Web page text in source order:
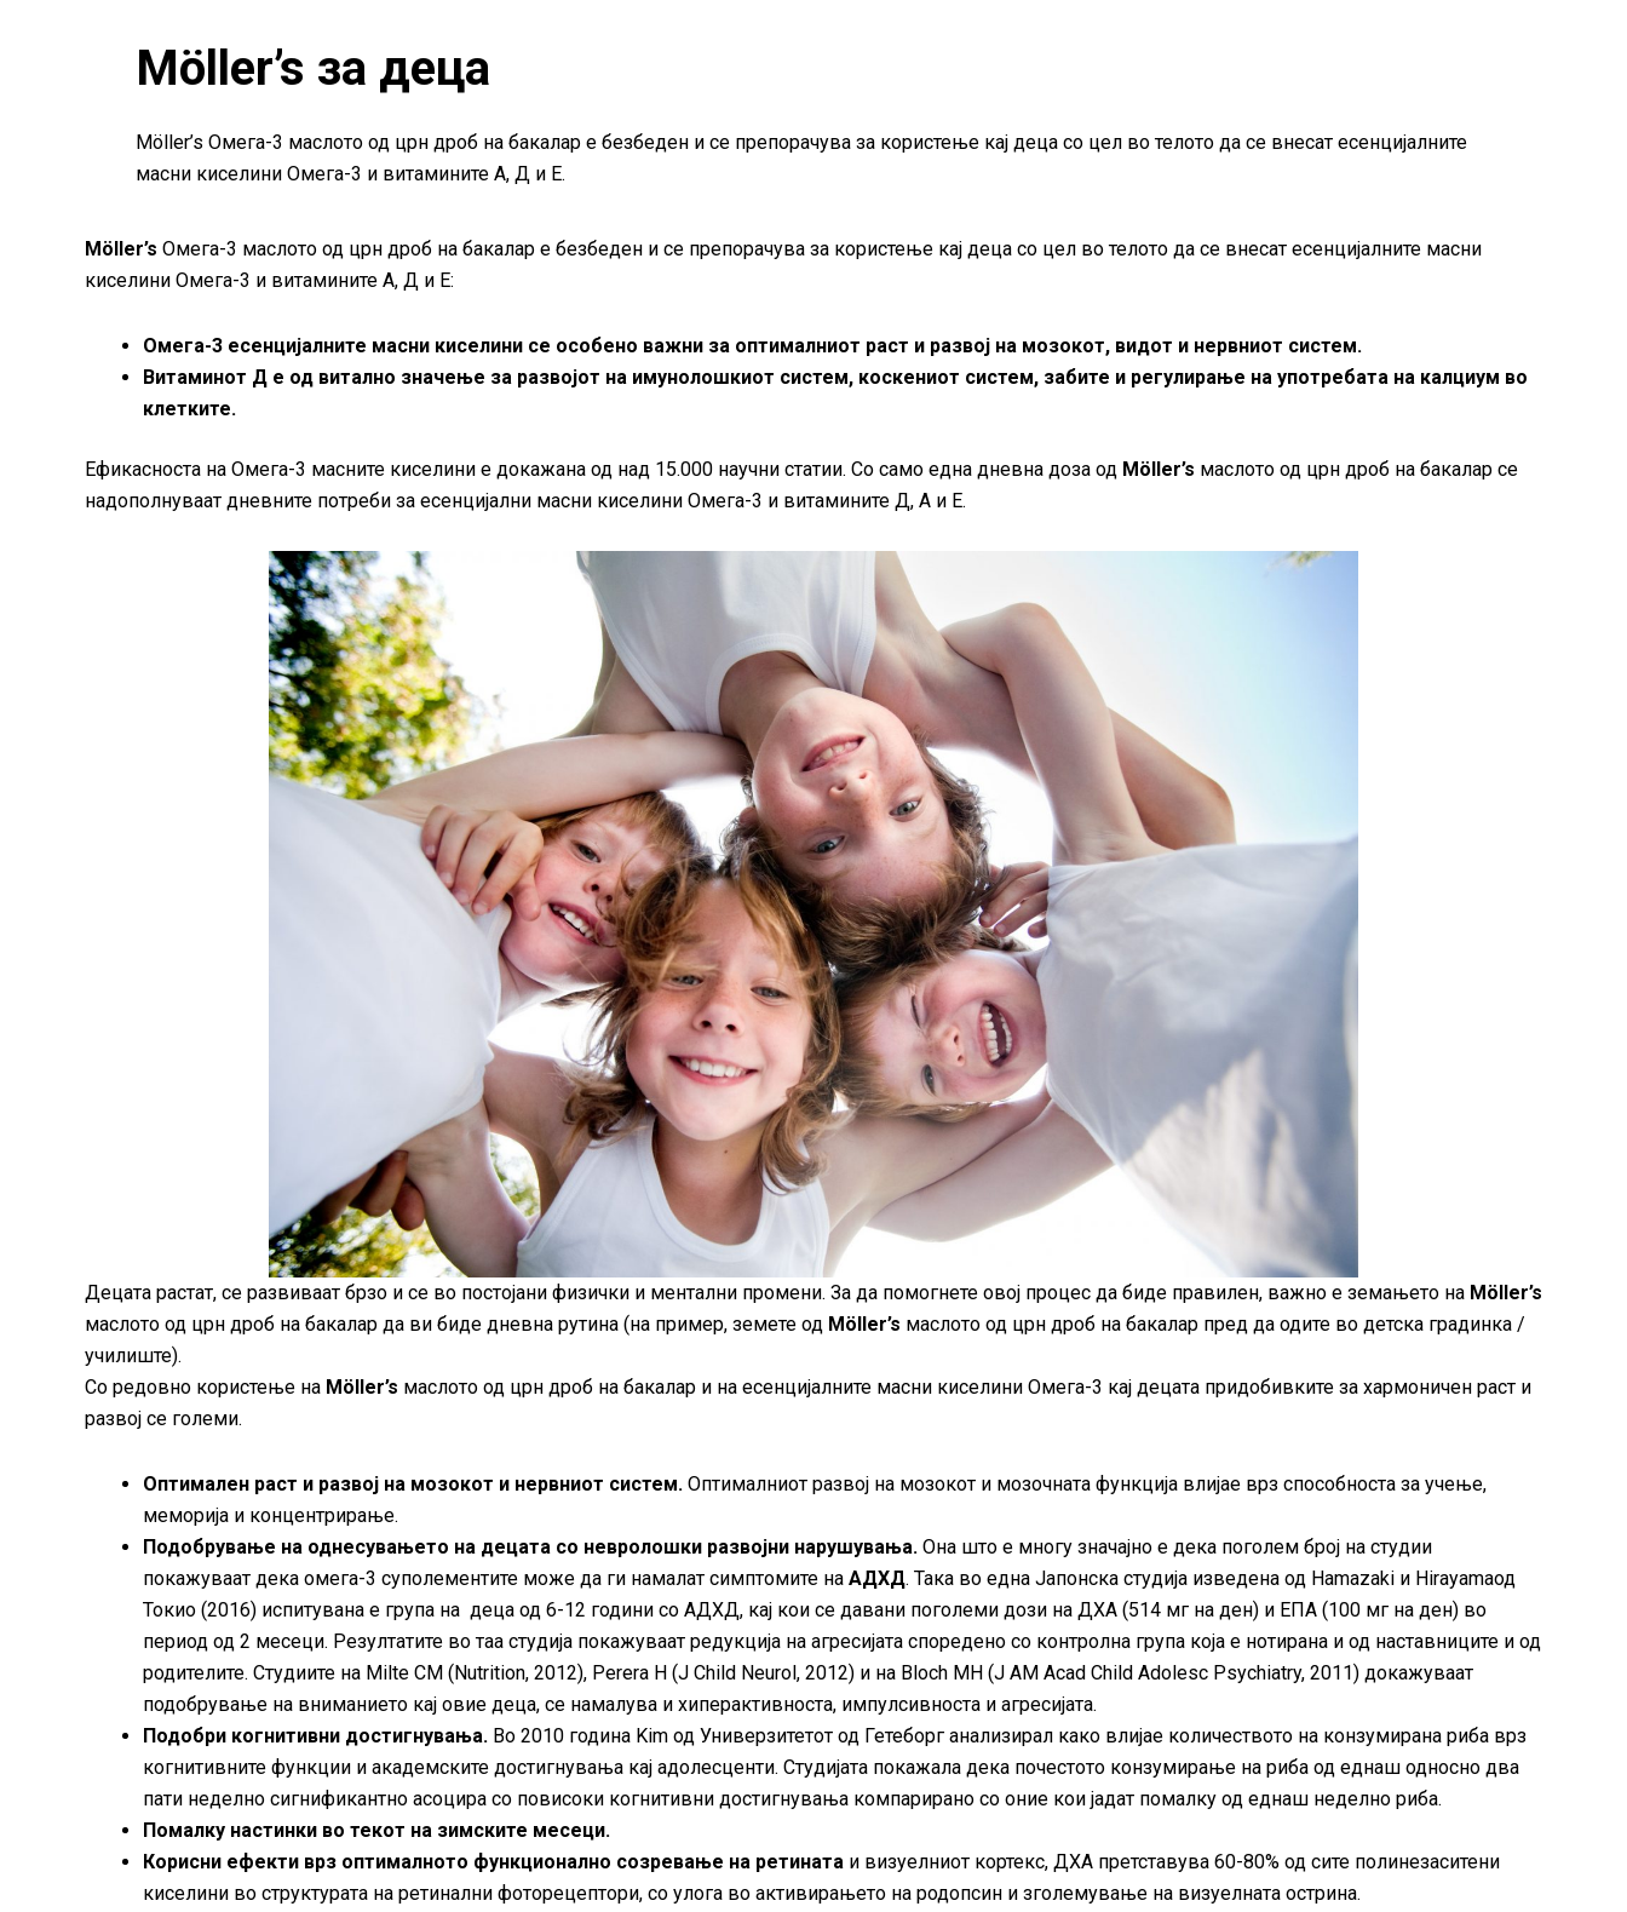
Möller’s за деца
Möller’s Омега-3 маслото од црн дроб на бакалар е безбеден и се препорачува за користење кај деца со цел во телото да се внесат есенцијалните
масни киселини Омега-3 и витамините А, Д и Е.
Möller’s Омега-3 маслото од црн дроб на бакалар е безбеден и се препорачува за користење кај деца со цел во телото да се внесат есенцијалните масни
киселини Омега-3 и витамините А, Д и Е:
Омега-3 есенцијалните масни киселини се особено важни за оптималниот раст и развој на мозокот, видот и нервниот систем.
Витаминот Д е од витално значење за развојот на имунолошкиот систем, коскениот систем, забите и регулирање на употребата на калциум во
клетките.
Ефикасноста на Омега-3 масните киселини е докажана од над 15.000 научни статии. Со само една дневна доза од Möller’s маслото од црн дроб на бакалар се
надополнуваат дневните потреби за есенцијални масни киселини Омега-3 и витамините Д, А и Е.
Децата растат, се развиваат брзо и се во постојани физички и ментални промени. За да помогнете овој процес да биде правилен, важно е земањето на Möller’s
маслото од црн дроб на бакалар да ви биде дневна рутина (на пример, земете од Möller’s маслото од црн дроб на бакалар пред да одите во детска градинка /
училиште).
Со редовно користење на Möller’s маслото од црн дроб на бакалар и на есенцијалните масни киселини Омега-3 кај децата придобивките за хармоничен раст и
развој се големи.
Оптимален раст и развој на мозокот и нервниот систем. Оптималниот развој на мозокот и мозочната функција влијае врз способноста за учење,
меморија и концентрирање.
Подобрување на однесувањето на децата со невролошки развојни нарушувања. Oна што е многу значајно е дека поголем број на студии
покажуваат дека омега-3 суполементите може да ги намалат симптомите на АДХД. Така во една Јапонска студија изведена од Hamazaki и Hirayamaод
Токио (2016) испитувана е група на деца од 6-12 години со АДХД, кај кои се давани поголеми дози на ДХА (514 мг на ден) и ЕПА (100 мг на ден) во
период од 2 месеци. Резултатите во таа студија покажуваат редукција на агресијата споредено со контролна група која е нотирана и од наставниците и од
родителите. Студиите на Milte CM (Nutrition, 2012), Perera H (J Child Neurol, 2012) и на Bloch MH (J AM Acad Child Adolesc Psychiatry, 2011) докажуваат
подобрување на вниманието кај овие деца, се намалува и хиперактивноста, импулсивноста и агресијата.
Подобри когнитивни достигнувања. Во 2010 година Kim од Универзитетот од Гетеборг анализирал како влијае количеството на конзумирана риба врз
когнитивните функции и академските достигнувања кај адолесценти. Студијата покажала дека почестото конзумирање на риба од еднаш односно два
пати неделно сигнификантно асоцира со повисоки когнитивни достигнувања компарирано со оние кои јадат помалку од еднаш неделно риба.
Помалку настинки во текот на зимските месеци.
Корисни ефекти врз оптималното функционално созревање на ретината и визуелниот кортекс, ДХА претставува 60-80% од сите полинезаситени
киселини во структурата на ретинални фоторецептори, со улога во активирањето на родопсин и зголемување на визуелната острина.